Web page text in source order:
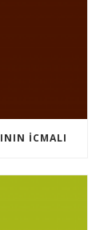
İCMALI